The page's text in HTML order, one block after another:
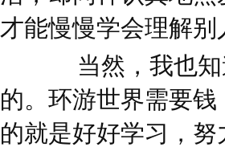
才能慢慢学会理解
当然，我也知
的。环游世界需要
的就是好好学习，